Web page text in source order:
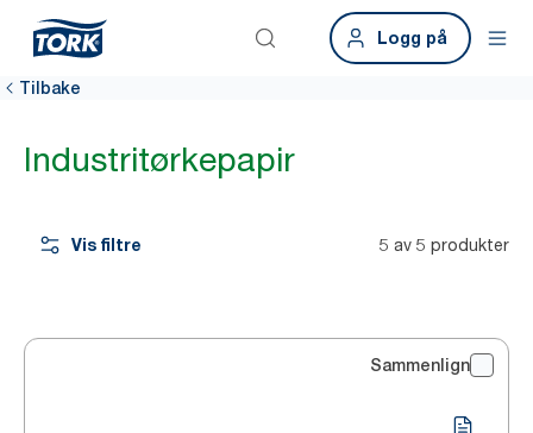
Logg på
Tilbake
Industritørkepapir
Vis filtre 5 av 5 produkter
Sammenlign